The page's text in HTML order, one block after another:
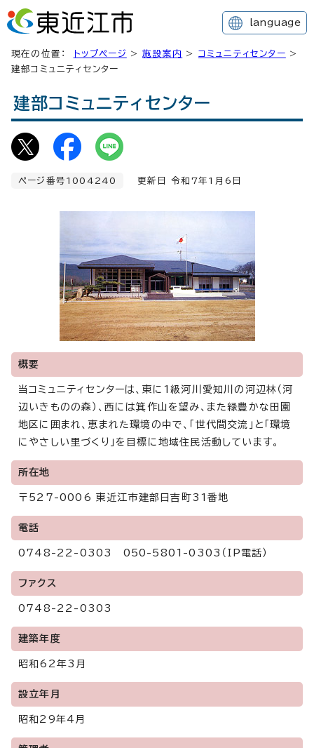
language
現在の位置： トップページ >施設案内 > コミュニティセンター >
建部コミュニティセンター
建部コミュニティセンター
ページ番号1004240 更新日 令和7年1月6日
概要
当コミュニティセンターは、東に1級河川愛知川の河辺林（河
辺いきものの森）、西には箕作山を望み、また緑豊かな田園
地区に囲まれ、恵まれた環境の中で、「世代間交流」と「環境
にやさしい里づくり」を目標に地域住民活動しています。
所在地
〒527-0006 東近江市建部日吉町31番地
電話
0748-22-0303 050-5801-0303（IP電話）
ファクス
0748-22-0303
建築年度
昭和62年3月
設立年月
昭和29年4月